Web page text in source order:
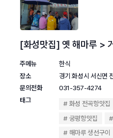
[화성맛집] 옛 해마루 >
주메뉴
한식
장소
경기 화성시 서신면
문의전화
031-357-4274
태그
화성 전곡항맛집
궁평항맛집
해마루 생선구이